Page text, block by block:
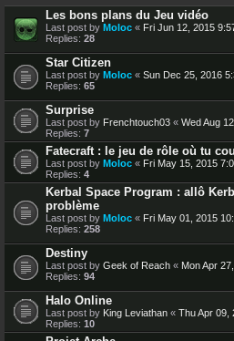
Les bons plans du Jeu vidéo
Last post by Moloc « Fri Jun 12, 2015
Replies: 28
Star Citizen
Last post by Moloc « Sun Dec 25, 2016
Replies: 65
Surprise
Last post by Frenchtouch03 « Wed Aug
Replies: 7
Fatecraft : le jeu de rôle où tu
Last post by Moloc « Fri May 15, 2015
Replies: 4
Kerbal Space Program : allô
problème
Last post by Moloc « Fri May 01, 2015
Replies: 258
Destiny
Last post by Geek of Reach « Mon Apr
Replies: 94
Halo Online
Last post by King Leviathan « Thu Apr 09,
Replies: 10